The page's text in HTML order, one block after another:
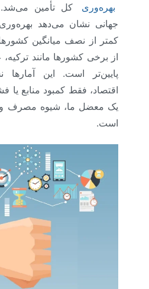
بهره‌وری
کل تأمین می‌شد.
جهانی نشان می‌دهد
کمتر از نصف میانگین
از برخی کشورها مانند ترکیه،
پایین‌تر است. این
اقتصاد، فقط کمبود منابع یا
یک معضل ما، شیوه مصرف و
است.